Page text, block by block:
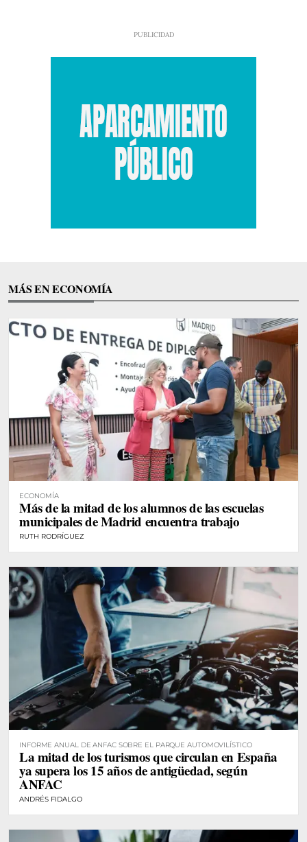
MÁS EN ECONOMÍA
ECONOMÍA
Más de la mitad de los alumnos de las escuelas
municipales de Madrid encuentra trabajo
RUTH RODRÍGUEZ
INFORME ANUAL DE ANFAC SOBRE EL PARQUE AUTOMOVILÍSTICO
La mitad de los turismos que circulan en España
ya supera los 15 años de antigüedad, según
ANFAC
ANDRÉS FIDALGO